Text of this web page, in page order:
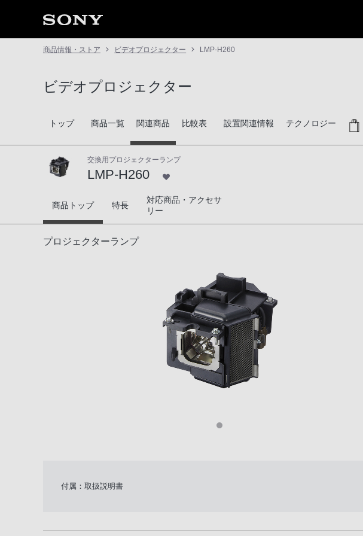
商品情報・ストア ビデオプロジェクター LMP-H260
ビデオプロジェクター
トップ 商品一覧 関連商品 比較表 設置関連情報 テクノロジー
交換用プロジェクターランプ
LMP-H260
LMP-H260
商品トップ 特長
対応商品・アクセサ
リー
プロジェクターランプ
付属：取扱説明書